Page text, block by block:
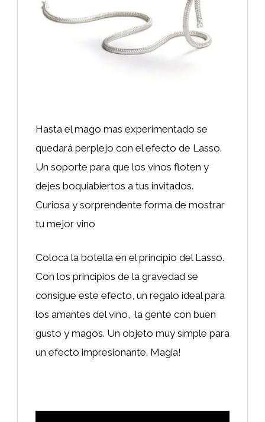
Hasta el mago mas experimentado se
quedará perplejo con el efecto de Lasso.
Un soporte para que los vinos floten y
dejes boquiabiertos a tus invitados.
Curiosa y sorprendente forma de mostrar
tu mejor vino
Coloca la botella en el principio del Lasso.
Con los principios de la gravedad se
consigue este efecto, un regalo ideal para
los amantes del vino, la gente con buen
gusto y magos. Un objeto muy simple para
un efecto impresionante. Magia!